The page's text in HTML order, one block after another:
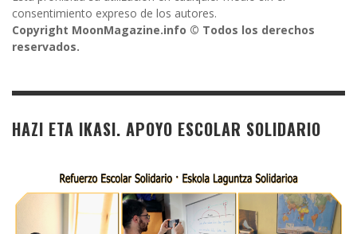
consentimiento expreso de los autores.
Copyright MoonMagazine.info © Todos los derechos
reservados.
HAZI ETA IKASI. APOYO ESCOLAR SOLIDARIO